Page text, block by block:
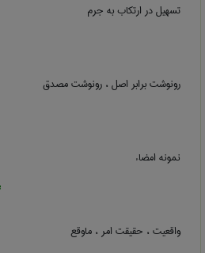
تسهیل در ارتکاب به جرم
رونوشت برابر اصل ، رونوشت مصدق
نمونه امضاء
واقعیت ، حقیقت امر ، ماوقع